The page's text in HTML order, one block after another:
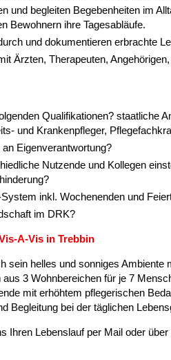
und begleiten Begebenheiten im
Bewohnern ihre Tagesabläufe.
und dokumentieren erbrachte
Ärzten, Therapeuten,
Qualifikationen? staatliche
und Krankenpfleger,
Eigenverantwortung?
Nutzende und Kollegen
inkl. Wochenenden und
im DRK?
A-Vis in Trebbin
sein helles und sonniges Ambiente
3 Wohnbereichen für je 7
mit erhöhtem pflegerischen
Begleitung bei der täglichen
Ihren Lebenslauf per Mail oder